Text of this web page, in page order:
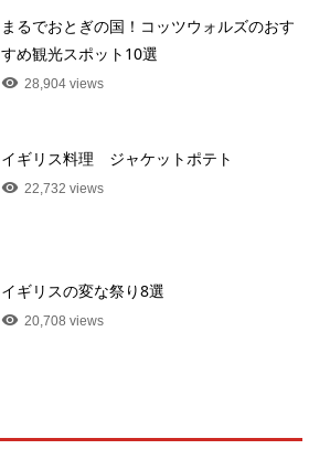
まるでおとぎの国！コッツウォルズのおす
すめ観光スポット10選
28,904 views
イギリス料理 ジャケットポテト
22,732 views
イギリスの変な祭り8選
20,708 views